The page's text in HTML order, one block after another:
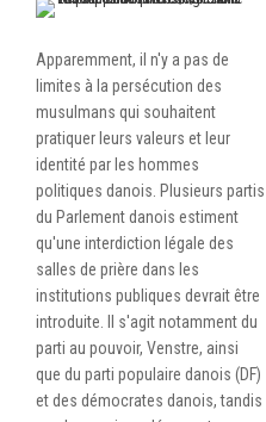
Apparemment, il n'y a pas de
limites à la persécution des
musulmans qui souhaitent
pratiquer leurs valeurs et leur
identité par les hommes
politiques danois. Plusieurs partis
du Parlement danois estiment
qu'une interdiction légale des
salles de prière dans les
institutions publiques devrait être
introduite. Il s'agit notamment du
parti au pouvoir, Venstre, ainsi
que du parti populaire danois (DF)
et des démocrates danois, tandis